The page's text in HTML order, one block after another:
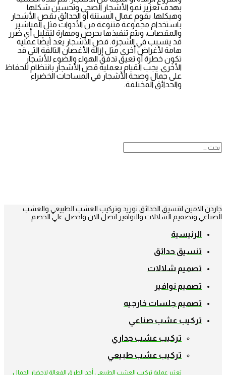
بهدف تعزيز نمو الأشجار الصحي وتحسين شكلها
وهيكلها. يقوم عمال البستنة أو الحدائق بقص الأشجار
باستخدام مجموعة متنوعة من الأدوات مثل المناشير
والمقصات، ويتم تنفيذها بحرص ومهارة لتقليل أي ضرر
قد يتسبب في الشجرة. قص الأشجار يعد أيضًا عملية
هامة لأغراض أخرى مثل إزالة الأغصان التالفة التي قد
تكون خطرة أو تعيق تدفق الهواء والضوء للأشجار
الأخرى. يجب القيام بعملية قص الأشجار بانتظام للحفاظ
على جمال وصحة الأشجار في المساحات الخضراء
والحدائق المختلفة.
جاردن الامين لتنسيق الحدائق توريد وتركيب العشب الطبيعي والعشب
الصناعي وتصميم الشلالات والنوافير اتصل الان واحصل علي الخصم.
الرئيسية
تنسيق حدائق
تصميم شلالات
تصميم نوافير
تصميم جلسات خارجيه
تركيب عشب صناعي
تركيب عشب جداري
تركيب عشب طبيعي
تعتبر عملية تركيب العشب الطبيعي أحد الطرق الفعالة لإحضار الجمال